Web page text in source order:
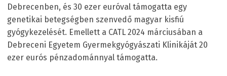
Debrecenben, és 30 ezer euróval támogatta egy
genetikai betegségben szenvedő magyar kisfiú
gyógykezelését. Emellett a CATL 2024 márciusában a
Debreceni Egyetem Gyermekgyógyászati Klinikáját 20
ezer eurós pénzadománnyal támogatta.